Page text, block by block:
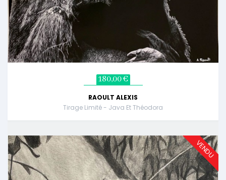
180,00 €
RAOULT ALEXIS
Tirage Limité - Java Et Théodora
VENDU